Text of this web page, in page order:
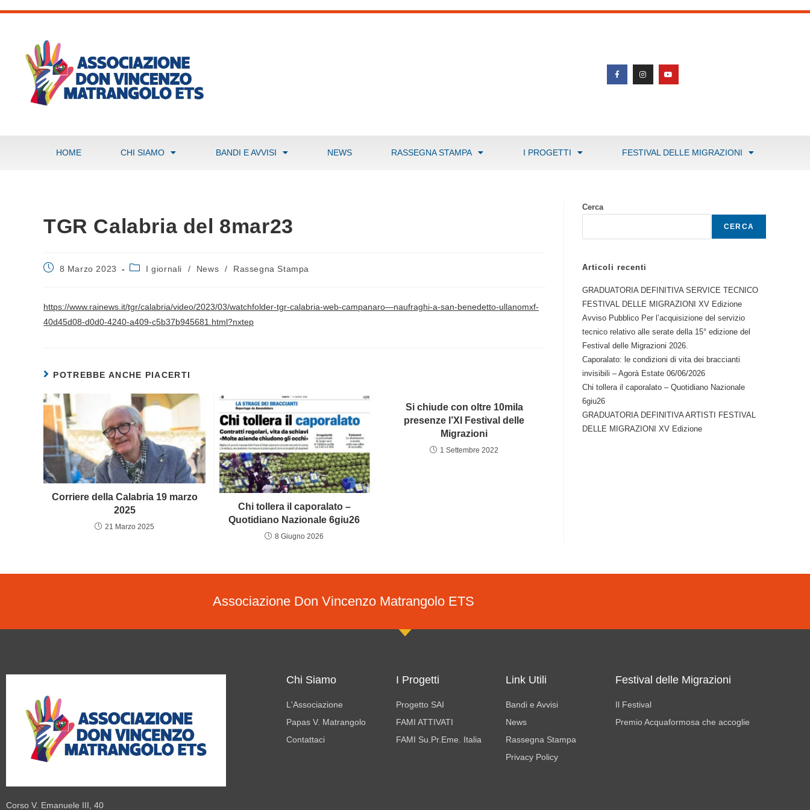
HOME CHI SIAMO BANDI E AVVISI NEWS RASSEGNA STAMPA I PROGETTI FESTIVAL DELLE MIGRAZIONI
TGR Calabria del 8mar23
8 Marzo 2023 I giornali / News / Rassegna Stampa
https://www.rainews.it/tgr/calabria/video/2023/03/watchfolder-tgr-calabria-web-campanaro—naufraghi-a-san-benedetto-ullanomxf-
40d45d08-d0d0-4240-a409-c5b37b945681.html?nxtep
POTREBBE ANCHE PIACERTI
Corriere della Calabria 19 marzo
2025
21 Marzo 2025
Chi tollera il caporalato –
Quotidiano Nazionale 6giu26
8 Giugno 2026
Si chiude con oltre 10mila
presenze l’XI Festival delle
Migrazioni
1 Settembre 2022
Cerca
CERCA
Articoli recenti
GRADUATORIA DEFINITIVA SERVICE TECNICO
FESTIVAL DELLE MIGRAZIONI XV Edizione
Avviso Pubblico Per l’acquisizione del servizio
tecnico relativo alle serate della 15° edizione del
Festival delle Migrazioni 2026.
Caporalato: le condizioni di vita dei braccianti
invisibili – Agorà Estate 06/06/2026
Chi tollera il caporalato – Quotidiano Nazionale
6giu26
GRADUATORIA DEFINITIVA ARTISTI FESTIVAL
DELLE MIGRAZIONI XV Edizione
Associazione Don Vincenzo Matrangolo ETS
Corso V. Emanuele III, 40
Chi Siamo
L'Associazione
Papas V. Matrangolo
Contattaci
I Progetti
Progetto SAI
FAMI ATTIVATI
FAMI Su.Pr.Eme. Italia
Link Utili
Bandi e Avvisi
News
Rassegna Stampa
Privacy Policy
Festival delle Migrazioni
Il Festival
Premio Acquaformosa che accoglie